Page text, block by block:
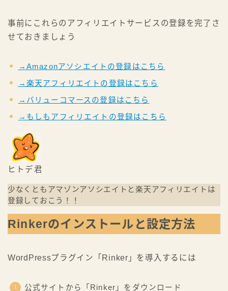
事前にこれらのアフィリエイトサービスの登録を完了さ
せておきましょう
→Amazonアソシエイトの登録はこちら
→楽天アフィリエイトの登録はこちら
→バリューコマースの登録はこちら
→もしもアフィリエイトの登録はこちら
ヒトデ君
少なくともアマゾンアソシエイトと楽天アフィリエイトは
登録しておこう！！
Rinkerのインストールと設定方法
WordPressプラグイン「Rinker」を導入するには
公式サイトから「Rinker」をダウンロード